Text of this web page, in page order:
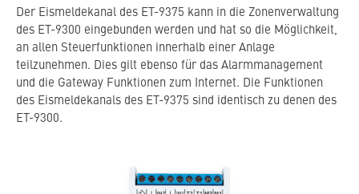
Mindestheizzeit, Zonenzuordnung, Startbefehl für
Messdaten je Kanal: Temperatur, Feuchte, Zustand,
Ausgang Heizkreis, Betriebsstunden, ggf.
Lufttemperatur
Zeitsteuerung: Wochenprogramm für Betriebsarten
je Zone, Ferienprogramm für die Gesamtanlage
Der Eismeldekanal des ET-9375 kann in die Zonenverwaltung
des ET-9300 eingebunden werden und hat so die Möglichkeit,
an allen Steuerfunktionen innerhalb einer Anlage
teilzunehmen. Dies gilt ebenso für das Alarmmanagement
und die Gateway Funktionen zum Internet. Die Funktionen
des Eismeldekanals des ET-9375 sind identisch zu denen des
ET-9300.